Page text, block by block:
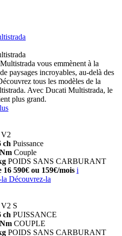
vous emmènent à la
paysages incroyables, au-delà des
tous les modèles de la
Avec Ducati Multistrada, le
plus grand.
V2
ch Puissance
Couple
POIDS SANS CARBURANT
590€ ou 159€/mois i
Découvrez-la
S
ch PUISSANCE
COUPLE
POIDS SANS CARBURANT